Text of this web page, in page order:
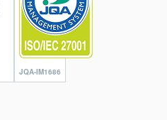
JQA-IM1686